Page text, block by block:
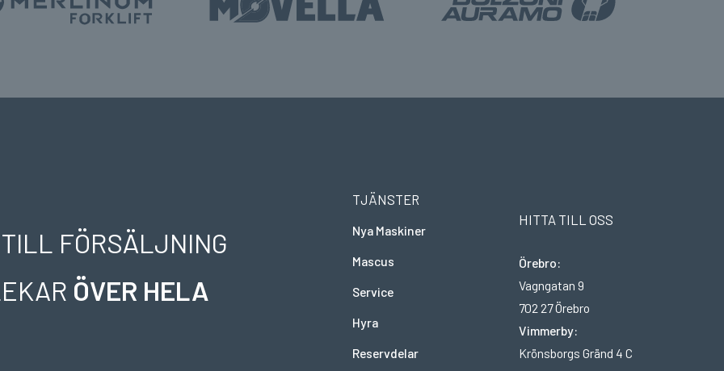
FÖRSÄLJNING
ÖVER HELA
TJÄNSTER
Nya Maskiner
Mascus
Service
Hyra
Reservdelar
HITTA TILL OSS
Örebro:
Vagngatan 9
702 27 Örebro
Vimmerby:
Krönsborgs Gränd 4 C